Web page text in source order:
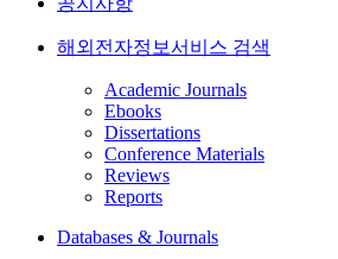
해외전자정보서비스 검색
Academic Journals
Ebooks
Dissertations
Conference Materials
Reviews
Reports
Databases & Journals